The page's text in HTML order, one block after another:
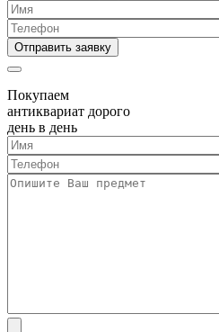
Покупаем
антиквариат дорого
день в день